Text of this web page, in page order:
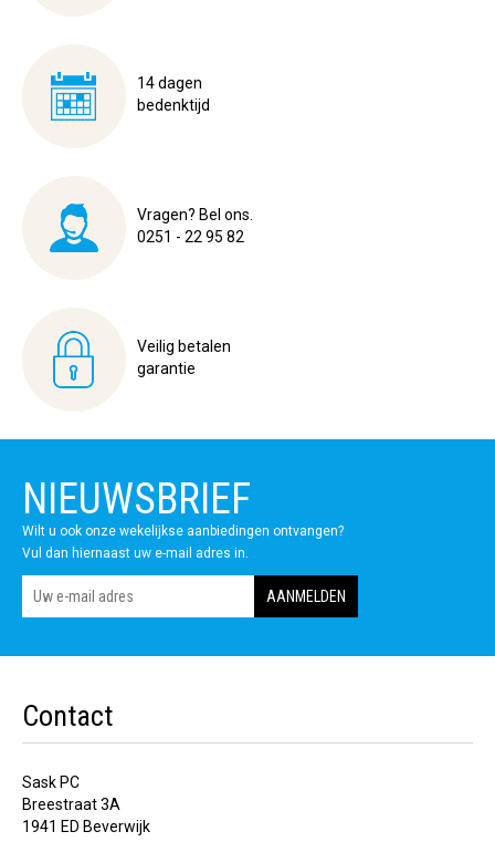
14 dagen
bedenktijd
Vragen? Bel ons.
0251 - 22 95 82
Veilig betalen
garantie
NIEUWSBRIEF
Wilt u ook onze wekelijkse aanbiedingen ontvangen?
Vul dan hiernaast uw e-mail adres in.
Contact
Sask PC
Breestraat 3A
1941 ED Beverwijk